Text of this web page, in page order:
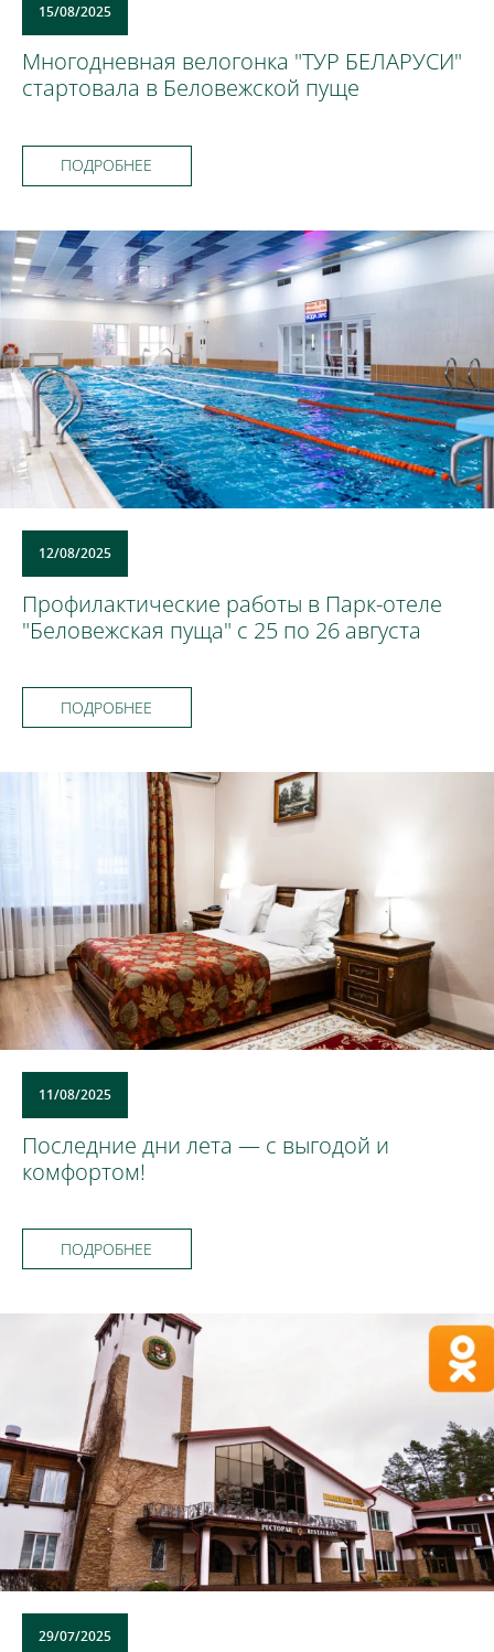
15/08/2025
Многодневная велогонка "ТУР БЕЛАРУСИ"
стартовала в Беловежской пуще
ПОДРОБНЕЕ
12/08/2025
Профилактические работы в Парк-отеле
"Беловежская пуща" с 25 по 26 августа
ПОДРОБНЕЕ
11/08/2025
Последние дни лета — с выгодой и
комфортом!
ПОДРОБНЕЕ
29/07/2025